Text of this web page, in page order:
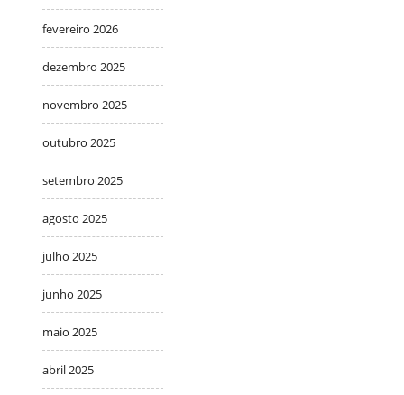
fevereiro 2026
dezembro 2025
novembro 2025
outubro 2025
setembro 2025
agosto 2025
julho 2025
junho 2025
maio 2025
abril 2025